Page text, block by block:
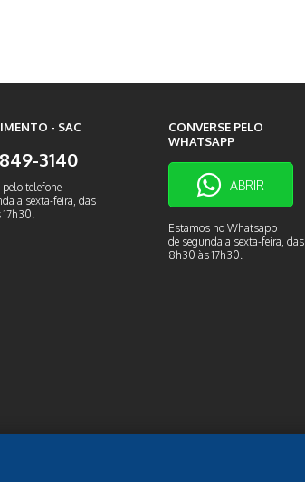
- SAC
3140
pelo telefone
a sexta-feira, das
CONVERSE PELO
WHATSAPP
ABRIR
Estamos no Whatsapp
de segunda a sexta-feira, das
8h30 às 17h30.